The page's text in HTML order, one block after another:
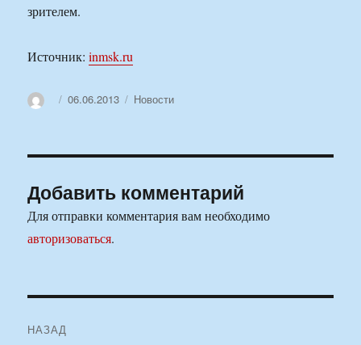
зрителем.
Источник:inmsk.ru
АвторОпубликовано
06.06.2013 Рубрики
Новости
Добавить комментарий
Для отправки комментария вам необходимо
авторизоваться.
НАЗАД